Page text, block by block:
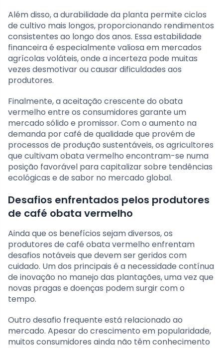
Além disso, a durabilidade da planta permite ciclos
de cultivo mais longos, proporcionando rendimentos
consistentes ao longo dos anos. Essa estabilidade
financeira é especialmente valiosa em mercados
agrícolas voláteis, onde a incerteza pode muitas
vezes desmotivar ou causar dificuldades aos
produtores.
Finalmente, a aceitação crescente do obata
vermelho entre os consumidores garante um
mercado sólido e promissor. Com o aumento na
demanda por café de qualidade que provém de
processos de produção sustentáveis, os agricultores
que cultivam obata vermelho encontram-se numa
posição favorável para capitalizar sobre tendências
ecológicas e de sabor no mercado global.
Desafios enfrentados pelos produtores
de café obata vermelho
Ainda que os benefícios sejam diversos, os
produtores de café obata vermelho enfrentam
desafios notáveis que devem ser geridos com
cuidado. Um dos principais é a necessidade contínua
de inovação no manejo das plantações, uma vez que
novas pragas e doenças podem surgir com o
tempo.
Outro desafio frequente está relacionado ao
mercado. Apesar do crescimento em popularidade,
muitos consumidores ainda não têm conhecimento